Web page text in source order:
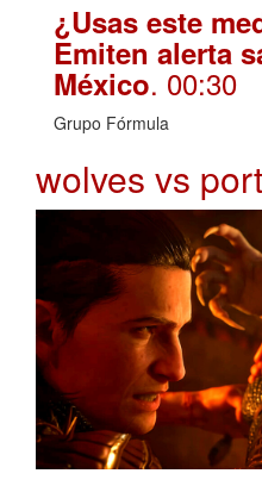
¿Usas este
Emiten alerta
México. 00:30
Grupo Fórmula
wolves vs